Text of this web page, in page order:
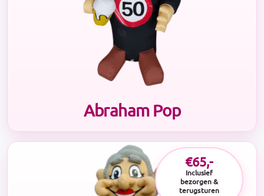
Abraham Pop
€65,-
Inclusief
bezorgen &
terugsturen